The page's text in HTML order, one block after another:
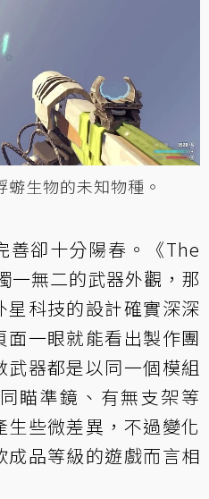
生物的未知物種。
善卻十分陽春。《The
一無二的武器外觀，那
科技的設計確實深深
一眼就能看出製作團
器都是以同一個模組
瞄準鏡、有無支架等
些微差異，不過變化
品等級的遊戲而言相